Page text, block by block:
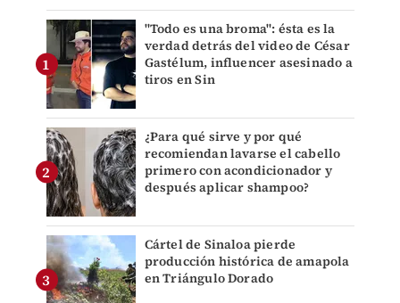
"Todo es una broma": ésta es la
verdad detrás del video de César
Gastélum, influencer asesinado a
tiros en Sin
¿Para qué sirve y por qué
recomiendan lavarse el cabello
primero con acondicionador y
después aplicar shampoo?
Cártel de Sinaloa pierde
producción histórica de amapola
en Triángulo Dorado